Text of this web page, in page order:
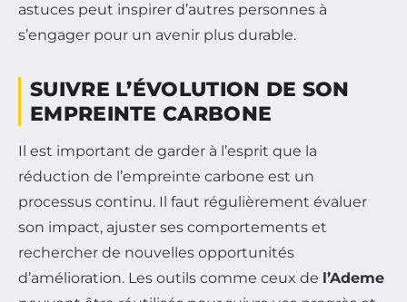
astuces peut inspirer d’autres personnes à
s’engager pour un avenir plus durable.
SUIVRE L’ÉVOLUTION DE SON
EMPREINTE CARBONE
Il est important de garder à l’esprit que la
réduction de l’empreinte carbone est un
processus continu. Il faut régulièrement évaluer
son impact, ajuster ses comportements et
rechercher de nouvelles opportunités
d’amélioration. Les outils comme ceux de l’Ademe